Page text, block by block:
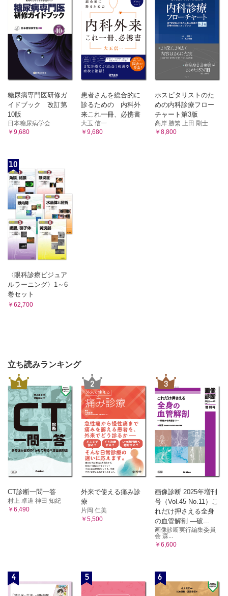
糖尿病専門医研修ガ
イドブック 改訂第
10版
日本糖尿病学会
￥9,680
患者さんを総合的に
診るための 内科外
来これ一冊、必携書
大玉 信一
￥9,680
ホスピタリストのた
めの内科診療フロー
チャート第3版
髙岸 勝繁 上田 剛士
￥8,800
10
〈眼科診療ビジュア
ルラーニング〉1～6
巻セット
￥62,700
立ち読みランキング
1
CT診断一問一答
村上 卓道 神田 知紀
￥6,490
2
外来で使える痛み診
療
片岡 仁美
￥5,500
3
画像診断 2025年増刊
号（Vol.45 No.11）こ
れだけ押さえる全身
の血管解剖 ―破...
画像診断実行編集委員
会 森...
￥6,600
4 5 6